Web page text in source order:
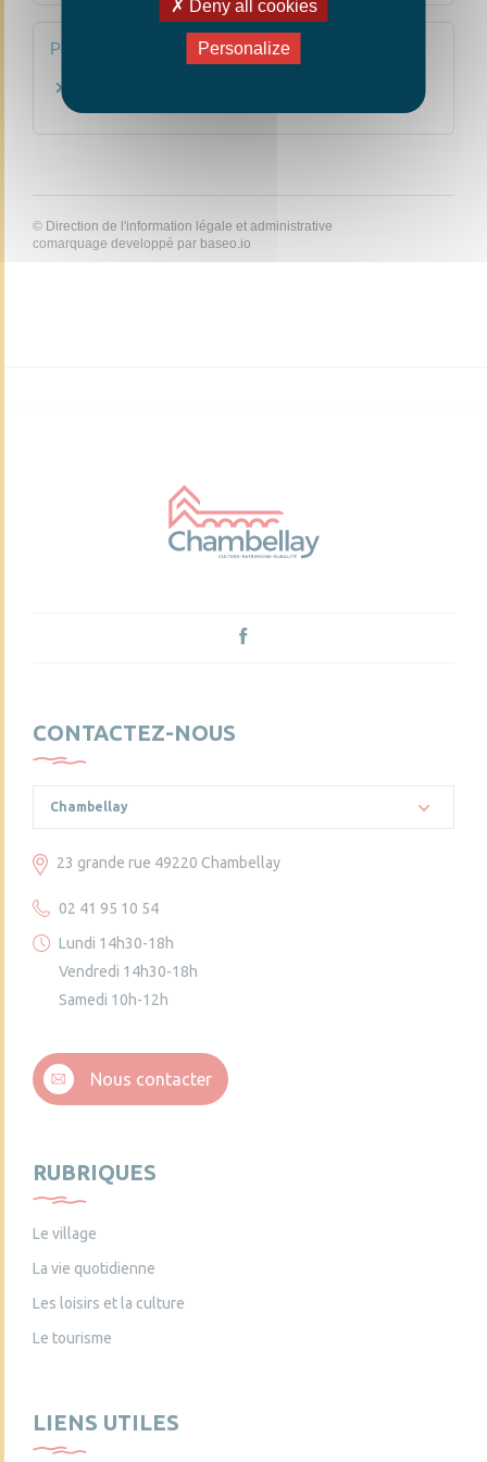
Pour en savoir plus
© Direction de l'information légale et administrative
comarquage developpé par baseo.io
CONTACTEZ-NOUS
Chambellay
23 grande rue 49220 Chambellay
02 41 95 10 54
Lundi 14h30-18h
Vendredi 14h30-18h
Samedi 10h-12h
Nous contacter
RUBRIQUES
Le village
La vie quotidienne
Les loisirs et la culture
Le tourisme
LIENS UTILES
Deny all cookies
Personalize